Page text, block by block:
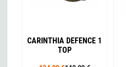
CARINTHIA DEFENCE 1
TOP